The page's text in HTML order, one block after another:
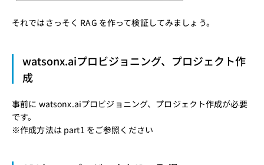
それではさっそく RAG を作って検証してみましょう。
watsonx.aiプロビジョニング、プロジェクト作
成
事前に watsonx.aiプロビジョニング、プロジェクト作成が必要
です。
※作成方法は part1 をご参照ください